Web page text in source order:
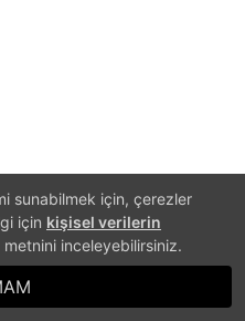
sunabilmek için, çerezler
için kişisel verilerin
metnini inceleyebilirsiniz.